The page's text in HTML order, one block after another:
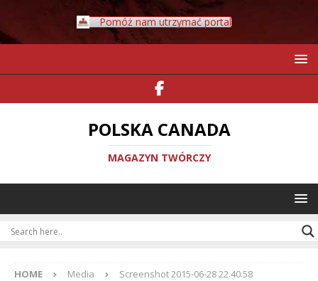
Pomóż nam utrzymać portal
POLSKA CANADA
MAGAZYN TWÓRCZY
HOME Media Screenshot 2015-06-28 22.40.58